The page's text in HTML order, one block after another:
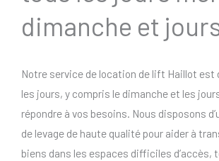
dimanche et
Notre service de location de lift Haillot est
les jours, y compris le dimanche et les
répondre à vos besoins. Nous disposons
de levage de haute qualité pour aider à
biens dans les espaces difficiles d’accès,